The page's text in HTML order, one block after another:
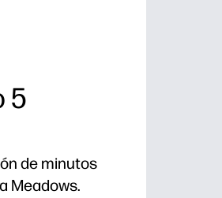
5
de minutos
Meadows.